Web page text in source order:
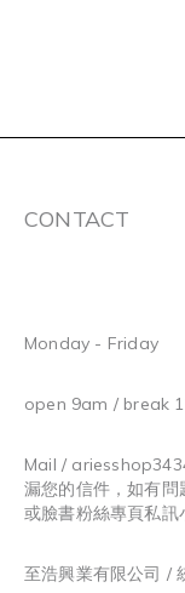
CONTACT
Monday - Friday
open 9am / break
Mail /
漏您的信件，如有
或臉書粉絲專頁私訊
至浩興業有限公司 /